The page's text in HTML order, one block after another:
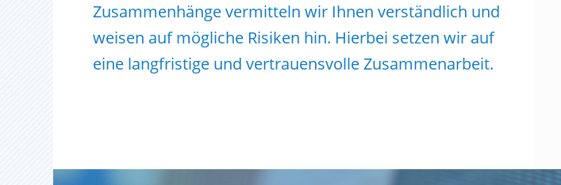
Zusammenhänge vermitteln wir Ihnen verständlich und
weisen auf mögliche Risiken hin. Hierbei setzen wir auf
eine langfristige und vertrauensvolle Zusammenarbeit.